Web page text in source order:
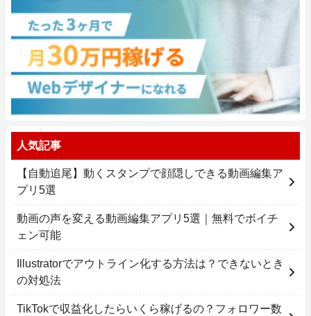
人気記事
【自動追尾】動くスタンプで顔隠しできる動画編集ア
プリ5選
動画の声を変える動画編集アプリ5選｜無料でボイチ
ェン可能
Illustratorでアウトライン化する方法は？できないとき
の対処法
TikTokで収益化したらいくら稼げるの？フォロワー数